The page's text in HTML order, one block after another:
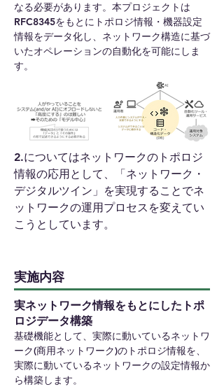
なる必要があります。本プロジェクトは
RFC8345をもとにトポロジ情報・機器設定
情報をデータ化し、ネットワーク構造に基づ
いたオペレーションの自動化を可能にしま
す。
2.についてはネットワークのトポロジ
情報の応用として、「ネットワーク・
デジタルツイン」を実現することでネ
ットワークの運用プロセスを変えてい
こうとしています。
実施内容
実ネットワーク情報をもとにしたトポ
ロジデータ構築
基礎機能として、実際に動いているネットワ
ーク(商用ネットワーク)のトポロジ情報を、
実際に動いているネットワークの設定情報か
ら構築します。